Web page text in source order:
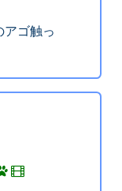
アゴ触っ